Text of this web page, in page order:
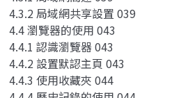
4.3.2 局域網共享設置 039
4.4 瀏覽器的使用 043
4.4.1 認識瀏覽器 043
4.4.2 設置默認主頁 043
4.4.3 使用收藏夾 044